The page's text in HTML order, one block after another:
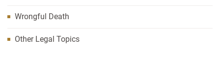
Wrongful Death
Other Legal Topics